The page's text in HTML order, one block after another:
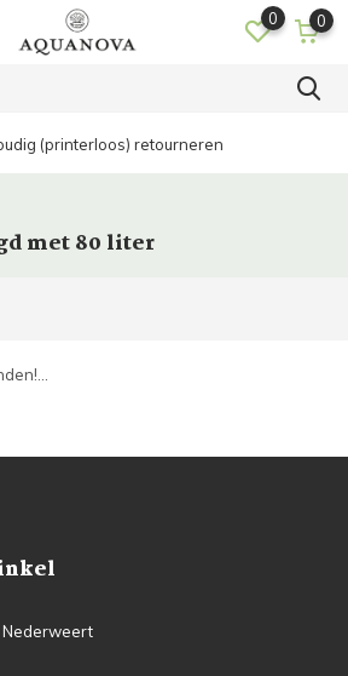
0 0
(printerloos) retourneren
met 80 liter
Nederweert